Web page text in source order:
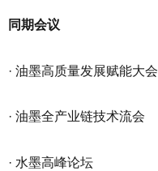
同期会议
· 油墨高质量发展赋能大会
· 油墨全产业链技术流会
· 水墨高峰论坛